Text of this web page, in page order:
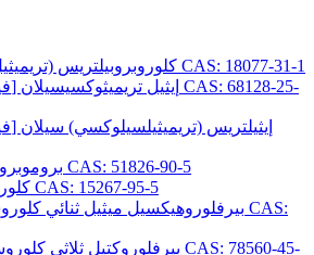
3-كلوروبروبيلتريس (تريميثيل سيليلوكسي) سيلان CAS: 18077-31-1
3-بروموبروبيل تريميثوكسيسيلان CAS: 51826-90-5
كلورو ميثيل تريثوكسيسيلان CAS: 15267-95-5